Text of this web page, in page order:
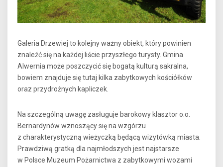
Galeria Drzewiej to kolejny ważny obiekt, który powinien
znaleźć się na każdej liście przyszłego turysty. Gmina
Alwernia może poszczycić się bogatą kulturą sakralna,
bowiem znajduje się tutaj kilka zabytkowych kościółków
oraz przydrożnych kapliczek.
Na szczególną uwagę zasługuje barokowy klasztor o.o.
Bernardynów wznoszący się na wzgórzu
z charakterystyczną wieżyczką będącą wizytówką miasta.
Prawdziwą gratką dla najmłodszych jest najstarsze
w Polsce Muzeum Pożarnictwa z zabytkowymi wozami